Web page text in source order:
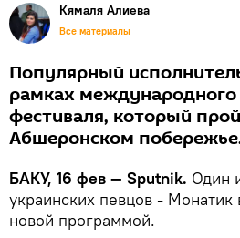
Кямаля Алиева
Все материалы
Популярный
рамках
фестиваля, который
Абшеронском
БАКУ, 16 фев — Sputnik. Один
украинских певцов - Монатик
новой программой.